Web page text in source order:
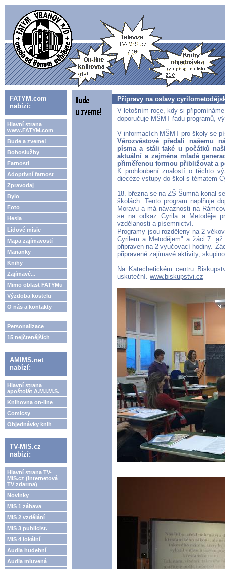
FATYM.com
nabízí:
Hlavní strana
www.FATYM.com
Bude a zveme!
Bohoslužby
Farnosti
Adoptivní farnost
Zpravodaj
Bylo
Foto
Hesla
Lidové misie
Mapa zajímavostí
Marianky
Knihy
Zajímavé...
Mimo oblast FATYMu
Výzdoba kostelů
O nás a kontakty
Personalizace
15 nejčtenějších
AMIMS.net
nabízí:
Hlavní strana
apoštolát A.M.I.M.S.
Knihovna on-line
Comicsy
Objednávky knih
TV-MIS.cz
nabízí:
Hlavní strana TV-
MIS.cz (internetová
TV zdarma)
Novinky
MIS 1 zábava
MIS 2 vzdělání
MIS 3 publicist.
MIS 4 lokální
Audia hudební
Audia mluvená
Přípravy na oslavy
V letošním roce, kdy si
doporučuje MŠMT řadu programů,
V informacích MŠMT pro školy se
Věrozvěstové předali našemu
písma a stáli také u počátků
aktuální a zejména mladé
přiměřenou formou přibližovat a
K prohloubení znalostí o těchto
diecéze vstupy do škol s tématem
18. března se na ZŠ Šumná konal
školách. Tento program naplňuje
Moravu a má návaznosti na
se na odkaz Cyrila a Metoděje
vzdělanosti a písemnictví.
Programy jsou rozděleny na 2
Cyrilem a Metodějem" a žáci 7.
připraven na 2 vyučovací hodiny.
připravené zajímavé aktivity,
Na Katechetickém centru
uskuteční. www.biskupstvi.cz